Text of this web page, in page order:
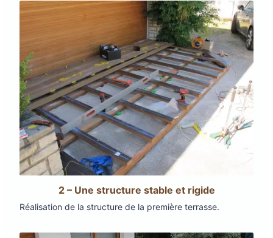
2 – Une structure stable et rigide
Réalisation de la structure de la première terrasse.